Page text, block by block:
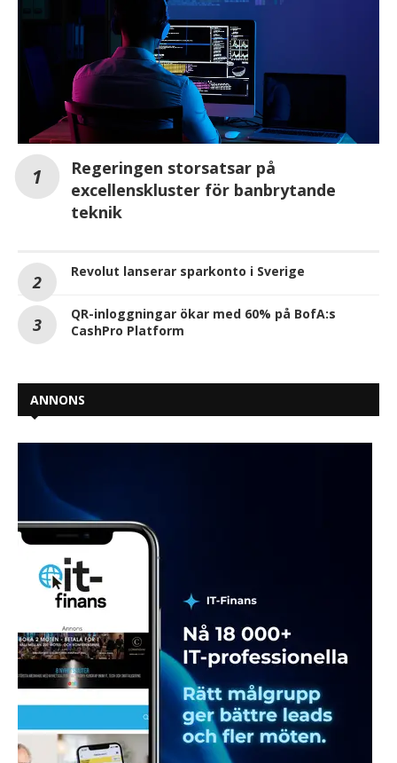
Regeringen storsatsar på
excellenskluster för banbrytande
teknik
Revolut lanserar sparkonto i Sverige
QR-inloggningar ökar med 60% på BofA:s
CashPro Platform
ANNONS